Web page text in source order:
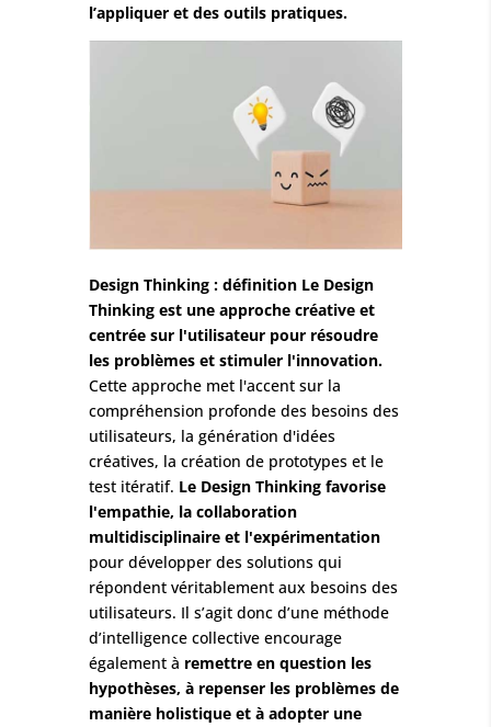
l’appliquer et des outils pratiques.
Design Thinking : définition Le Design
Thinking est une approche créative et
centrée sur l'utilisateur pour résoudre
les problèmes et stimuler l'innovation.
Cette approche met l'accent sur la
compréhension profonde des besoins des
utilisateurs, la génération d'idées
créatives, la création de prototypes et le
test itératif. Le Design Thinking favorise
l'empathie, la collaboration
multidisciplinaire et l'expérimentation
pour développer des solutions qui
répondent véritablement aux besoins des
utilisateurs. Il s’agit donc d’une méthode
d’intelligence collective encourage
également à remettre en question les
hypothèses, à repenser les problèmes de
manière holistique et à adopter une